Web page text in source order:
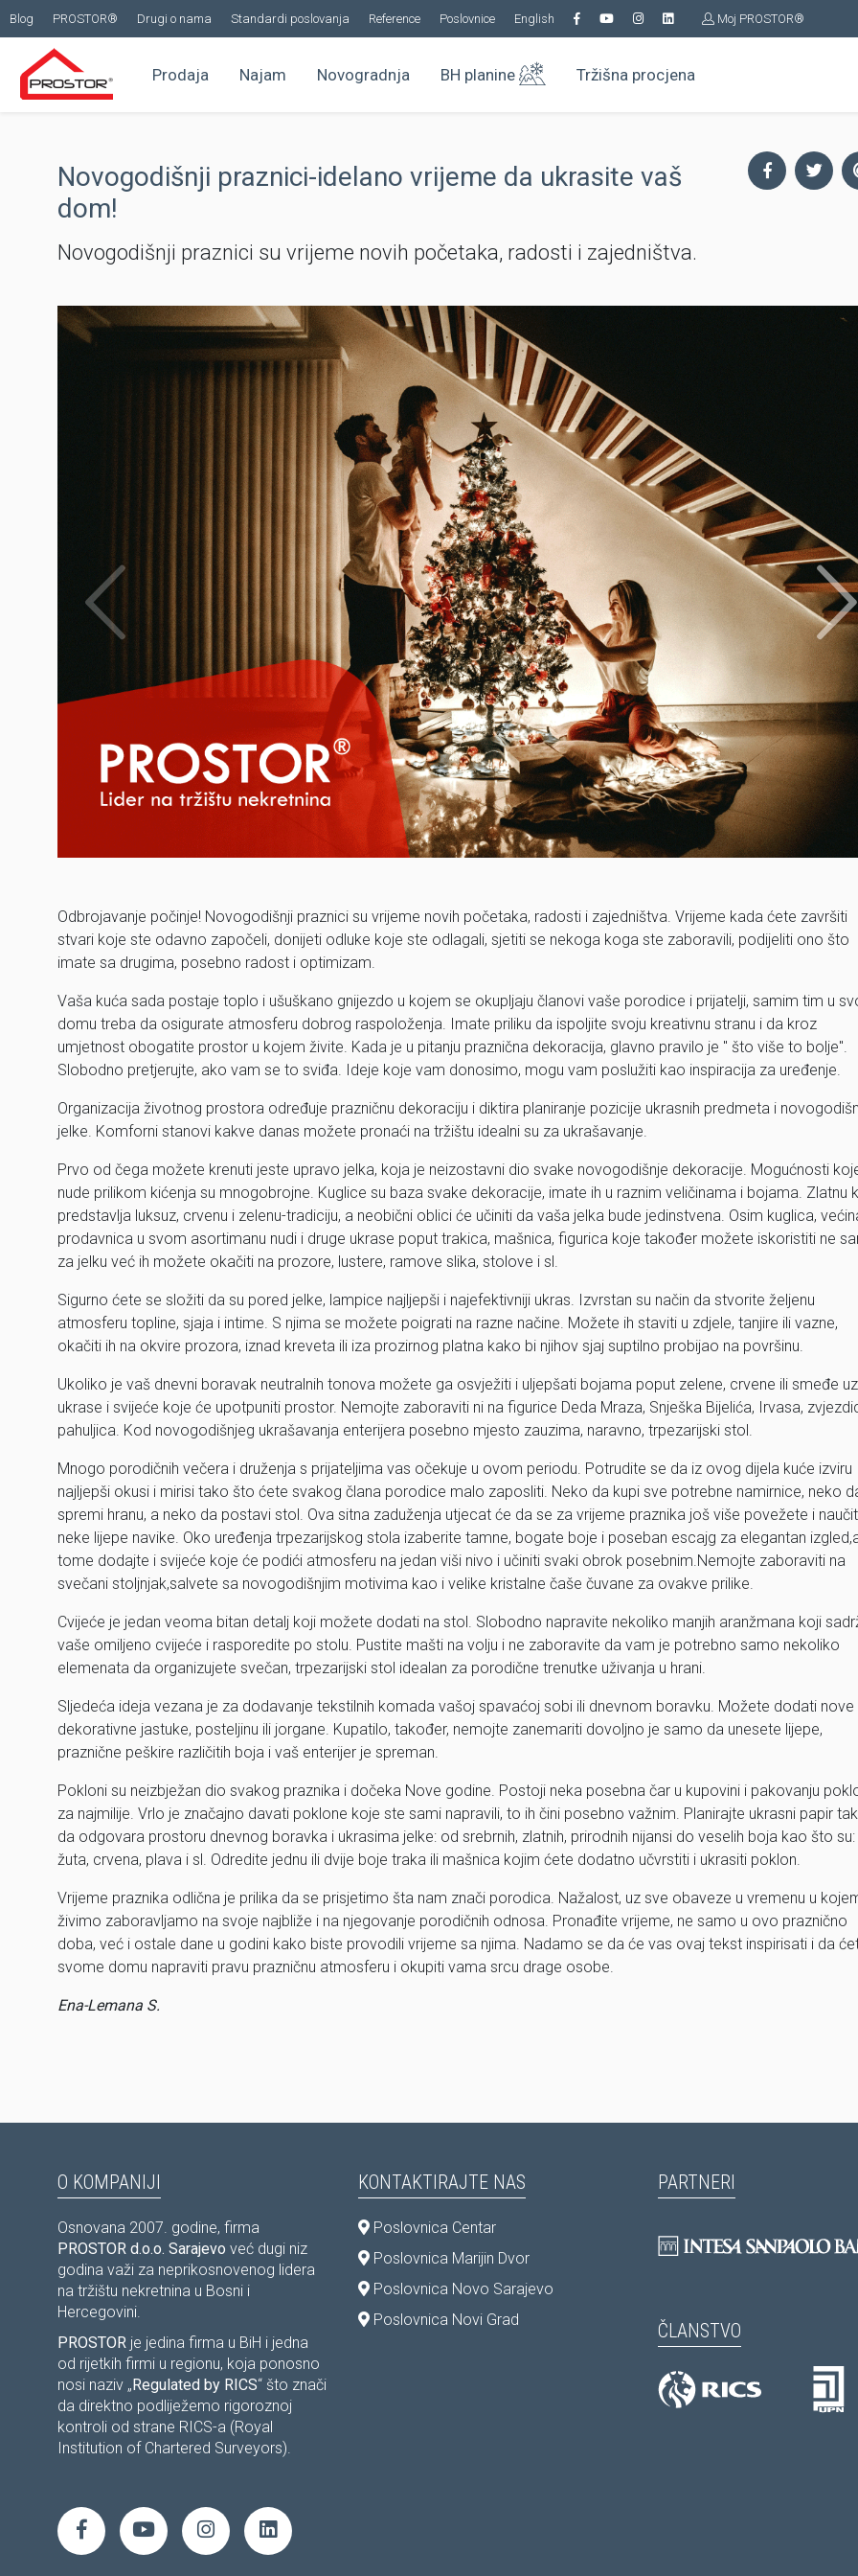
Blog PROSTOR® Drugi o nama Standardi poslovanja Reference Poslovnice English Moj PROSTOR®
Prodaja Najam Novogradnja BH planine Tržišna procjena
Novogodišnji praznici-idelano vrijeme da ukrasite vaš
dom!
Novogodišnji praznici su vrijeme novih početaka, radosti i zajedništva.
Odbrojavanje počinje! Novogodišnji praznici su vrijeme novih početaka, radosti i zajedništva. Vrijeme kada ćete završiti
stvari koje ste odavno započeli, donijeti odluke koje ste odlagali, sjetiti se nekoga koga ste zaboravili, podijeliti ono što
imate sa drugima, posebno radost i optimizam.
Vaša kuća sada postaje toplo i ušuškano gnijezdo u kojem se okupljaju članovi vaše porodice i prijatelji, samim tim u
domu treba da osigurate atmosferu dobrog raspoloženja. Imate priliku da ispoljite svoju kreativnu stranu i da kroz
umjetnost obogatite prostor u kojem živite. Kada je u pitanju praznična dekoracija, glavno pravilo je '' što više to bolje''.
Slobodno pretjerujte, ako vam se to sviđa. Ideje koje vam donosimo, mogu vam poslužiti kao inspiracija za uređenje.
Organizacija životnog prostora određuje prazničnu dekoraciju i diktira planiranje pozicije ukrasnih predmeta i
jelke. Komforni stanovi kakve danas možete pronaći na tržištu idealni su za ukrašavanje.
Prvo od čega možete krenuti jeste upravo jelka, koja je neizostavni dio svake novogodišnje dekoracije. Mogućnosti
nude prilikom kićenja su mnogobrojne. Kuglice su baza svake dekoracije, imate ih u raznim veličinama i bojama. Zlatnu
predstavlja luksuz, crvenu i zelenu-tradiciju, a neobični oblici će učiniti da vaša jelka bude jedinstvena. Osim kuglica,
prodavnica u svom asortimanu nudi i druge ukrase poput trakica, mašnica, figurica koje također možete iskoristiti ne
za jelku već ih možete okačiti na prozore, lustere, ramove slika, stolove i sl.
Sigurno ćete se složiti da su pored jelke, lampice najljepši i najefektivniji ukras. Izvrstan su način da stvorite željenu
atmosferu topline, sjaja i intime. S njima se možete poigrati na razne načine. Možete ih staviti u zdjele, tanjire ili vazne,
okačiti ih na okvire prozora, iznad kreveta ili iza prozirnog platna kako bi njihov sjaj suptilno probijao na površinu.
Ukoliko je vaš dnevni boravak neutralnih tonova možete ga osvježiti i uljepšati bojama poput zelene, crvene ili smeđe uz
ukrase i svijeće koje će upotpuniti prostor. Nemojte zaboraviti ni na figurice Deda Mraza, Snješka Bijelića, Irvasa,
pahuljica. Kod novogodišnjeg ukrašavanja enterijera posebno mjesto zauzima, naravno, trpezarijski stol.
Mnogo porodičnih večera i druženja s prijateljima vas očekuje u ovom periodu. Potrudite se da iz ovog dijela kuće izviru
najljepši okusi i mirisi tako što ćete svakog člana porodice malo zaposliti. Neko da kupi sve potrebne namirnice, neko
spremi hranu, a neko da postavi stol. Ova sitna zaduženja utjecat će da se za vrijeme praznika još više povežete i
neke lijepe navike. Oko uređenja trpezarijskog stola izaberite tamne, bogate boje i poseban escajg za elegantan
tome dodajte i svijeće koje će podići atmosferu na jedan viši nivo i učiniti svaki obrok posebnim.Nemojte zaboraviti na
svečani stoljnjak,salvete sa novogodišnjim motivima kao i velike kristalne čaše čuvane za ovakve prilike.
Cvijeće je jedan veoma bitan detalj koji možete dodati na stol. Slobodno napravite nekoliko manjih aranžmana koji
vaše omiljeno cvijeće i rasporedite po stolu. Pustite mašti na volju i ne zaboravite da vam je potrebno samo nekoliko
elemenata da organizujete svečan, trpezarijski stol idealan za porodične trenutke uživanja u hrani.
Sljedeća ideja vezana je za dodavanje tekstilnih komada vašoj spavaćoj sobi ili dnevnom boravku. Možete dodati nove
dekorativne jastuke, posteljinu ili jorgane. Kupatilo, također, nemojte zanemariti dovoljno je samo da unesete lijepe,
praznične peškire različitih boja i vaš enterijer je spreman.
Pokloni su neizbježan dio svakog praznika i dočeka Nove godine. Postoji neka posebna čar u kupovini i pakovanju
za najmilije. Vrlo je značajno davati poklone koje ste sami napravili, to ih čini posebno važnim. Planirajte ukrasni papir
da odgovara prostoru dnevnog boravka i ukrasima jelke: od srebrnih, zlatnih, prirodnih nijansi do veselih boja kao što su:
žuta, crvena, plava i sl. Odredite jednu ili dvije boje traka ili mašnica kojim ćete dodatno učvrstiti i ukrasiti poklon.
Vrijeme praznika odlična je prilika da se prisjetimo šta nam znači porodica. Nažalost, uz sve obaveze u vremenu u
živimo zaboravljamo na svoje najbliže i na njegovanje porodičnih odnosa. Pronađite vrijeme, ne samo u ovo praznično
doba, već i ostale dane u godini kako biste provodili vrijeme sa njima. Nadamo se da će vas ovaj tekst inspirisati i da
svome domu napraviti pravu prazničnu atmosferu i okupiti vama srcu drage osobe.
Ena-Lemana S.
O KOMPANIJI
Osnovana 2007. godine, firma
PROSTOR d.o.o. Sarajevo već dugi niz
godina važi za neprikosnovenog lidera
na tržištu nekretnina u Bosni i
Hercegovini.
PROSTOR je jedina firma u BiH i jedna
od rijetkih firmi u regionu, koja ponosno
nosi naziv „Regulated by RICS“ što znači
da direktno podliježemo rigoroznoj
kontroli od strane RICS-a (Royal
Institution of Chartered Surveyors).
KONTAKTIRAJTE NAS
Poslovnica Centar
Poslovnica Marijin Dvor
Poslovnica Novo Sarajevo
Poslovnica Novi Grad
PARTNERI
ČLANSTVO